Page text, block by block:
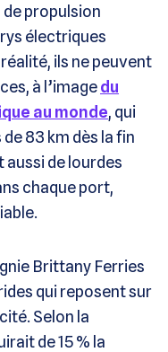
propulsion
électriques
ils ne peuvent
à l’imagedu
au monde, qui
83 km dès la fin
aussi de lourdes
chaque port,
Brittany Ferries
qui reposent sur
Selon la
de 15 % la